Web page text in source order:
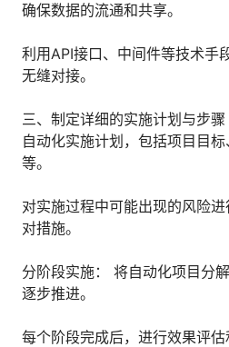
确保数据的流通和共享。
利用API接口、中间件等技术手
无缝对接。
三、制定详细的实施计划与步
自动化实施计划，包括项目目
等。
对实施过程中可能出现的风险
对措施。
分阶段实施： 将自动化项目分
逐步推进。
每个阶段完成后，进行效果评